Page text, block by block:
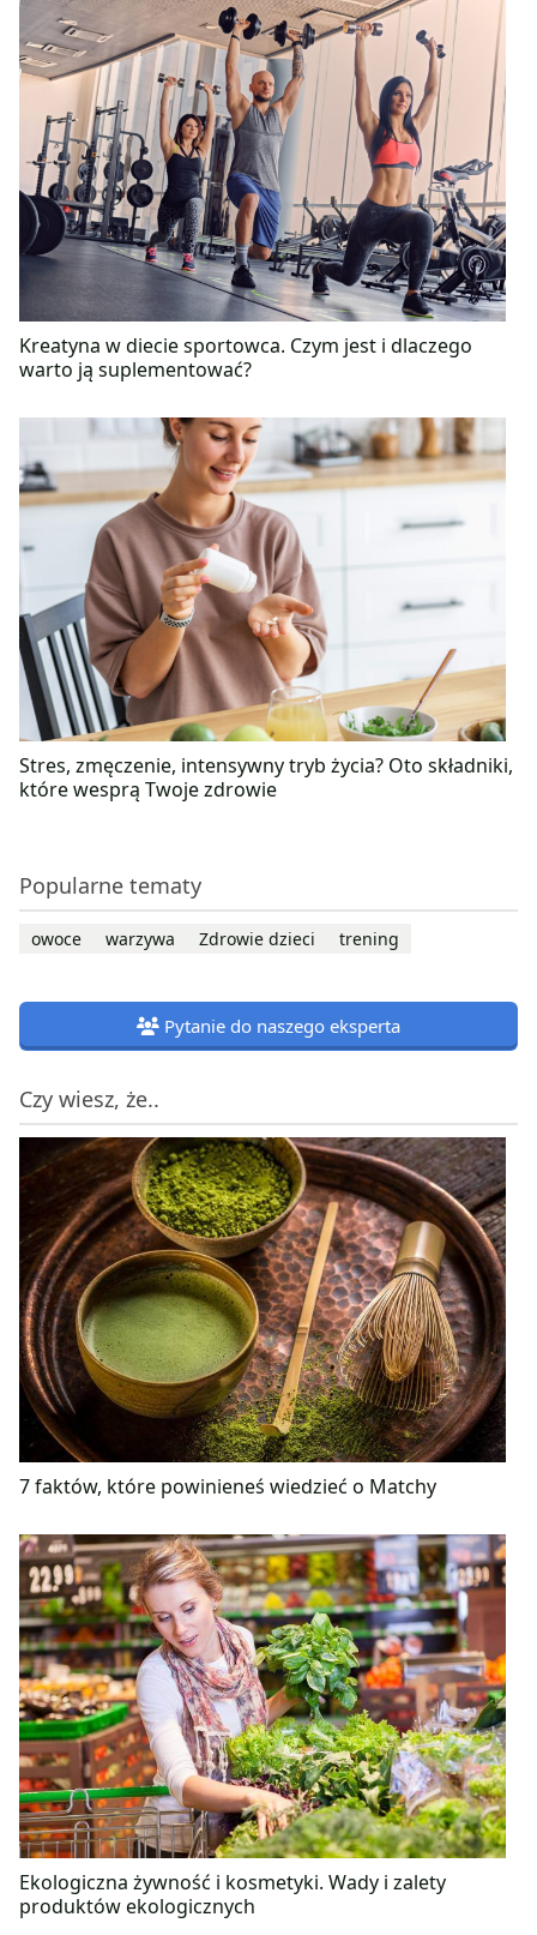
Kreatyna w diecie sportowca. Czym jest i dlaczego
warto ją suplementować?
Stres, zmęczenie, intensywny tryb życia? Oto składniki,
które wesprą Twoje zdrowie
Popularne tematy
owoce warzywa Zdrowie dzieci trening
Pytanie do naszego eksperta
Czy wiesz, że..
7 faktów, które powinieneś wiedzieć o Matchy
Ekologiczna żywność i kosmetyki. Wady i zalety
produktów ekologicznych